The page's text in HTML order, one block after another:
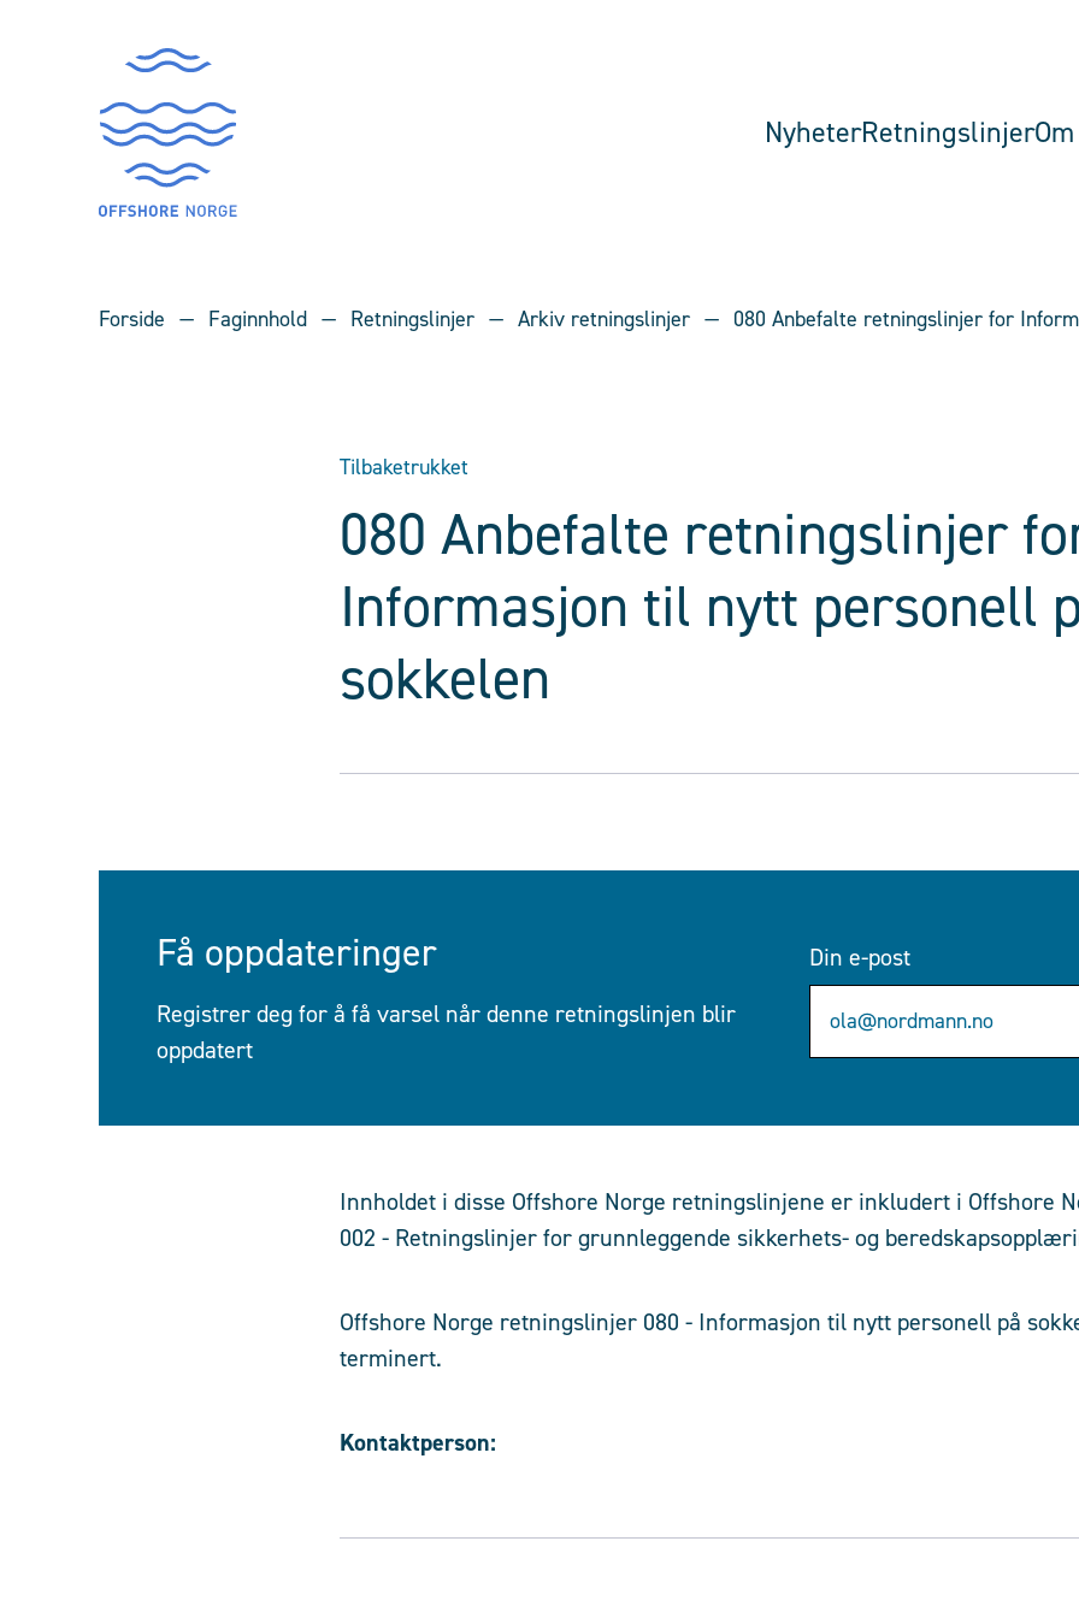
NyheterRetningslinjer
Forside Faginnhold Retningslinjer Arkiv retningslinjer 080 Anbefalte retningslinjer for
Tilbaketrukket
080 Anbefalte retningslinjer
Informasjon til nytt personell
sokkelen
Få oppdateringer
Registrer deg for å få varsel når denne retningslinjen blir
oppdatert
Din e-post
Innholdet i disse Offshore Norge retningslinjene er inkludert i Offshore
002 - Retningslinjer for grunnleggende sikkerhets- og
Offshore Norge retningslinjer 080 - Informasjon til nytt personell på
terminert.
Kontaktperson: